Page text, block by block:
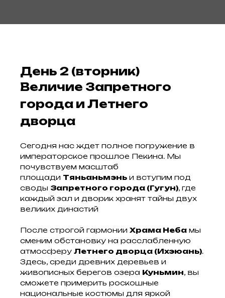
День 2 (вторник)
Величие Запретного
города и Летнего
дворца
Сегодня нас ждет полное погружение в
императорское прошлое Пекина. Мы
почувствуем масштаб
площади Тяньаньмэнь и вступим под
своды Запретного города (Гугун), где
каждый зал и дворик хранят тайны двух
великих династий
После строгой гармонии Храма Неба мы
сменим обстановку на расслабленную
атмосферу Летнего дворца (Ихэюань).
Здесь, среди древних деревьев и
живописных берегов озера Куньмин, вы
сможете примерить роскошные
национальные костюмы для яркой